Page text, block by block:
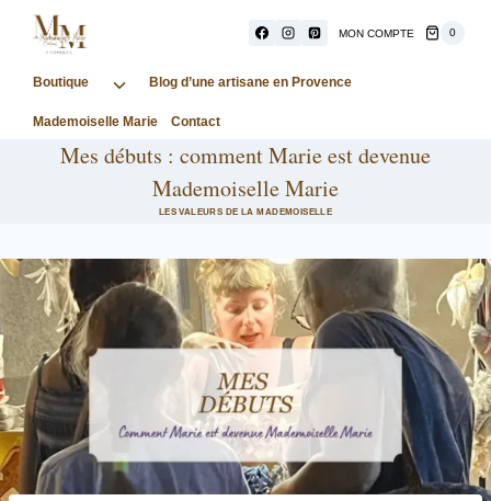
contenu
MON COMPTE 0
Boutique
Ouvrir/fermer
menu
enfant
Blog d’une artisane en Provence
Mademoiselle Marie Contact
Mes débuts : comment Marie est devenue
Mademoiselle Marie
LES VALEURS DE LA MADEMOISELLE